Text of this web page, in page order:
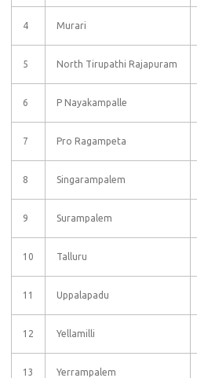
4 Murari
5 North Tirupathi Rajapuram
6 P Nayakampalle
7 Pro Ragampeta
8 Singarampalem
9 Surampalem
10 Talluru
11 Uppalapadu
12 Yellamilli
13 Yerrampalem